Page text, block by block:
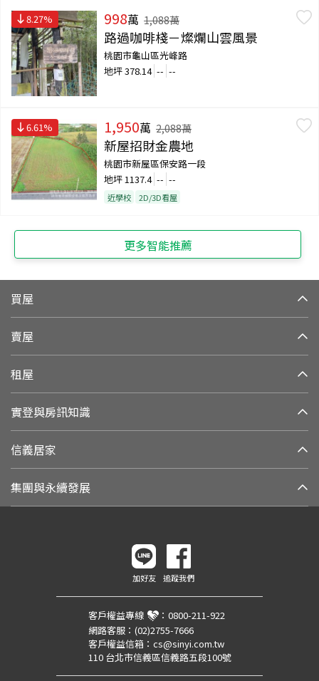
8.27% 998萬 1,088萬
路過咖啡棧－燦爛山雲風景
桃園市龜山區光峰路
地坪378.14 -- --
6.61% 1,950萬 2,088萬
新屋招財金農地
桃園市新屋區保安路一段
地坪 1137.4 -- --
近學校 2D/3D看屋
更多智能推薦
買屋
賣屋
租屋
實登與房訊知識
信義居家
集團與永續發展
加好友 追蹤我們
客戶權益專線 ： 0800-211-922
網路客服： (02)2755-7666
客戶權益信箱： cs@sinyi.com.tw
110 台北市信義區信義路五段100號